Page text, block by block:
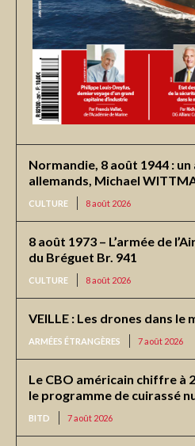
Normandie, 8 août 1944 :
allemands, Michael
CULTURE 8 août 2026
8 août 1973 – L’armée de
du Bréguet Br. 941
CULTURE 8 août 2026
VEILLE : Les drones dans le
ARMÉES ÉTRANGÈRES 7 août 2026
Le CBO américain chiffre à
le programme de cuirassé
BITD 7 août 2026